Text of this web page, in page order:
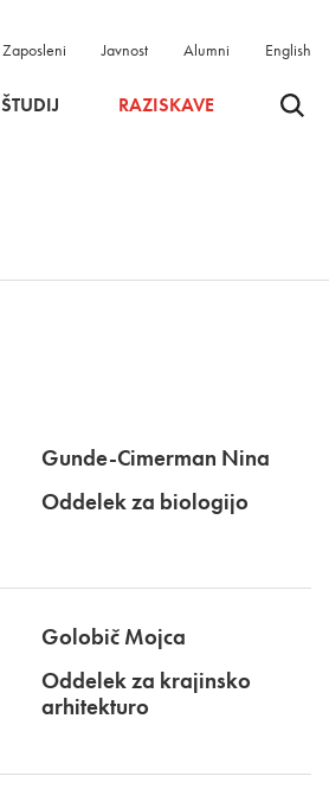
Zaposleni Javnost Alumni English
ŠTUDIJ RAZISKAVE Odpri
Gunde-Cimerman Nina
Oddelek za biologijo
Golobič Mojca
Oddelek za krajinsko
arhitekturo